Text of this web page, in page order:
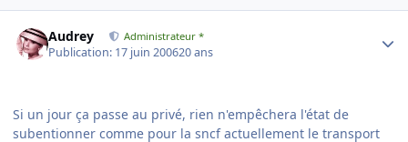
Audrey Administrateur *
Publication: 17 juin 200620 ans
Si un jour ça passe au privé, rien n'empêchera l'état de
subentionner comme pour la sncf actuellement le transport